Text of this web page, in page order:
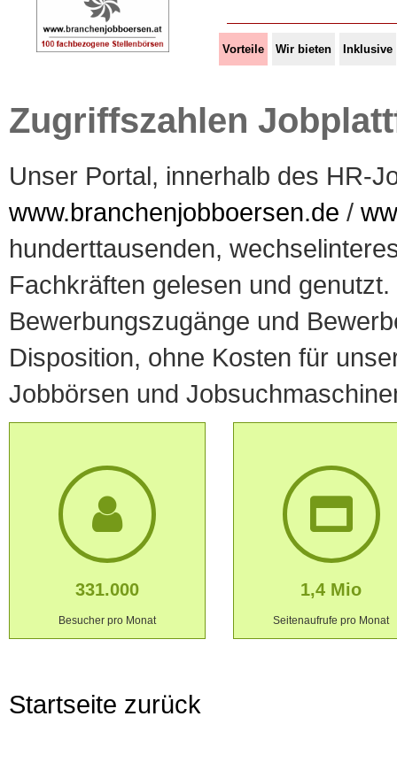
Vorteile Wir bieten Inklusive
Zugriffszahlen
Unser Portal, innerhalb des HR-
www.branchenjobboersen.de /
hunderttausenden,
Fachkräften gelesen und
Bewerbungszugänge und
Disposition, ohne Kosten für
Jobbörsen und
331.000
Besucher pro Monat
1,4 Mio
Seitenaufrufe pro Monat
Startseite zurück